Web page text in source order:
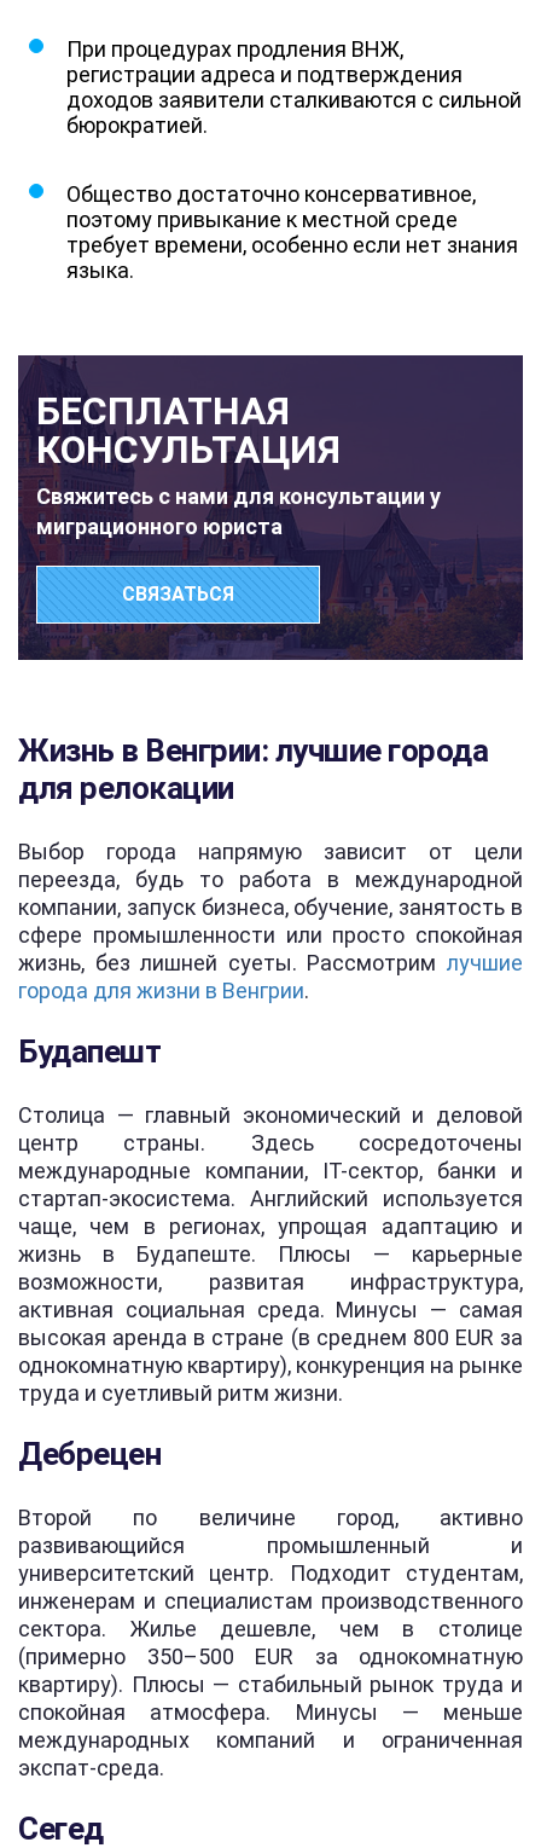
При процедурах продления ВНЖ,
регистрации адреса и подтверждения
доходов заявители сталкиваются с сильной
бюрократией.
Общество достаточно консервативное,
поэтому привыкание к местной среде
требует времени, особенно если нет знания
языка.
БЕСПЛАТНАЯ
КОНСУЛЬТАЦИЯ
Свяжитесь с нами для консультации у
миграционного юриста
СВЯЗАТЬСЯ
Жизнь в Венгрии: лучшие города
для релокации
Выбор города напрямую зависит от цели
переезда, будь то работа в международной
компании, запуск бизнеса, обучение, занятость в
сфере промышленности или просто спокойная
жизнь, без лишней суеты. Рассмотрим лучшие
города для жизни в Венгрии.
Будапешт
Столица — главный экономический и деловой
центр страны. Здесь сосредоточены
международные компании, IT-сектор, банки и
стартап-экосистема. Английский используется
чаще, чем в регионах, упрощая адаптацию и
жизнь в Будапеште. Плюсы — карьерные
возможности, развитая инфраструктура,
активная социальная среда. Минусы — самая
высокая аренда в стране (в среднем 800 EUR за
однокомнатную квартиру), конкуренция на рынке
труда и суетливый ритм жизни.
Дебрецен
Второй по величине город, активно
развивающийся промышленный и
университетский центр. Подходит студентам,
инженерам и специалистам производственного
сектора. Жилье дешевле, чем в столице
(примерно 350–500 EUR за однокомнатную
квартиру). Плюсы — стабильный рынок труда и
спокойная атмосфера. Минусы — меньше
международных компаний и ограниченная
экспат-среда.
Сегед